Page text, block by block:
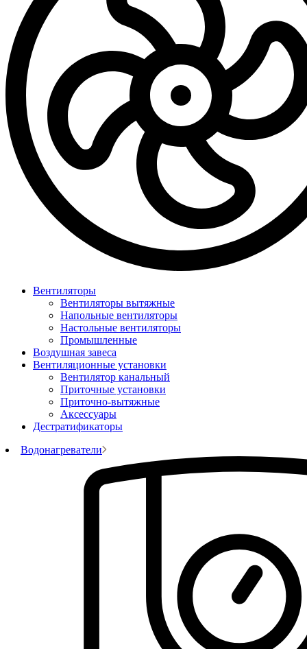
Вентиляторы
Вентиляторы вытяжные
Напольные вентиляторы
Настольные вентиляторы
Промышленные
Воздушная завеса
Вентиляционные установки
Вентилятор канальный
Приточные установки
Приточно-вытяжные
Аксессуары
Дестратификаторы
Водонагреватели